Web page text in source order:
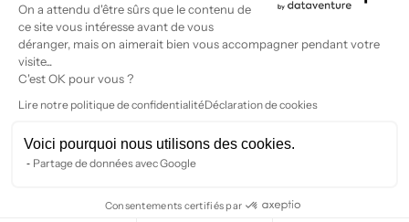
On a attendu d'être sûrs que le contenu de
ce site vous intéresse avant de vous
déranger, mais on aimerait bien vous accompagner pendant votre
visite...
C'est OK pour vous ?
Lire notre politique de confidentialitéDéclaration de cookies
Voici pourquoi nous utilisons des cookies.
Partage de données avec Google
Consentements certifiés par